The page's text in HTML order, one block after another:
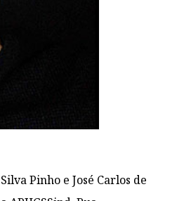
Pinho e José Carlos de